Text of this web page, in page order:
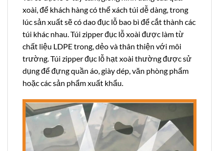
xoài, để khách hàng có thể xách túi dễ dàng, trong
lúc sản xuất sẽ có dao đục lỗ bao bì để cắt thành các
túi khác nhau. Túi zipper đục lỗ xoài được làm từ
chất liệu LDPE trong, dẻo và thân thiện với môi
trường. Túi zipper đục lỗ hạt xoài thường được sử
dụng để đựng quần áo, giày dép, văn phòng phẩm
hoặc các sản phẩm xuất khẩu.